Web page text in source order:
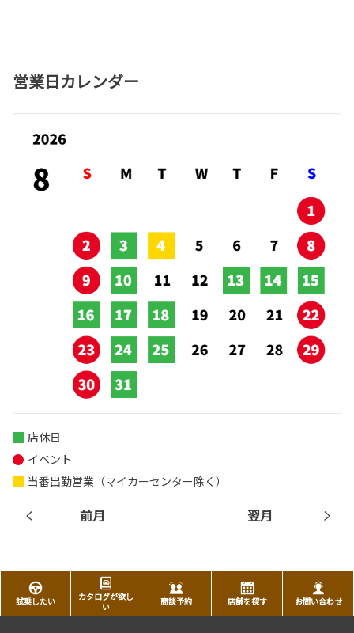
営業日カレンダー
前月 翌月
店休日
イベント
当番出勤営業（マイカーセンター除く）
試乗したい
カタログが欲し
い
商談予約 店舗を探す お問い合わせ